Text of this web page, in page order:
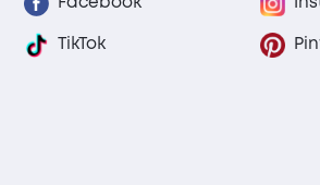
Facebook
TikTok